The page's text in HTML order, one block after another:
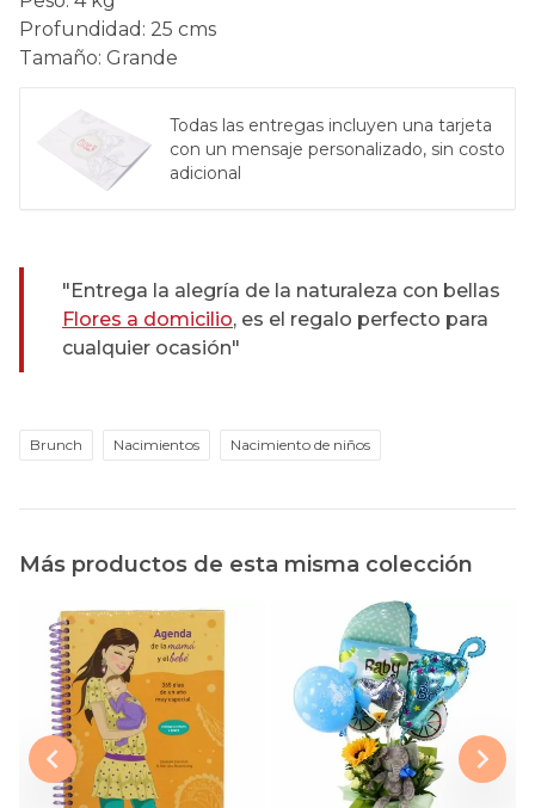
Profundidad : 25 cms
Tamaño: Grande
Todas las entregas incluyen una tarjeta
con un mensaje personalizado, sin costo
adicional
"Entrega la alegría de la naturaleza con bellas
Flores a domicilio, es el regalo perfecto para
cualquier ocasión"
Brunch Nacimientos Nacimiento de niños
Más productos de esta misma colección